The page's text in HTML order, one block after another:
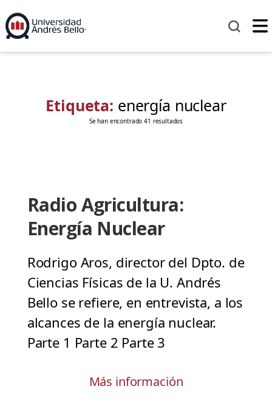
Etiqueta: energía nuclear
Se han encontrado 41 resultados
Radio Agricultura:
Energía Nuclear
Rodrigo Aros, director del Dpto. de
Ciencias Físicas de la U. Andrés
Bello se refiere, en entrevista, a los
alcances de la energía nuclear.
Parte 1 Parte 2 Parte 3
Más información